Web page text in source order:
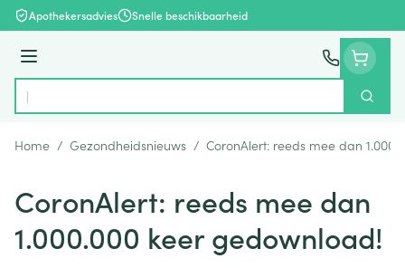
Ga naar de inhoud
Apothekersadvies Snelle beschikbaarheid
Menu
Product, merk, categorie...
Zoek
Home / Gezondheidsnieuws / CoronAlert: reeds mee dan
CoronAlert: reeds mee dan
1.000.000 keer gedownload!